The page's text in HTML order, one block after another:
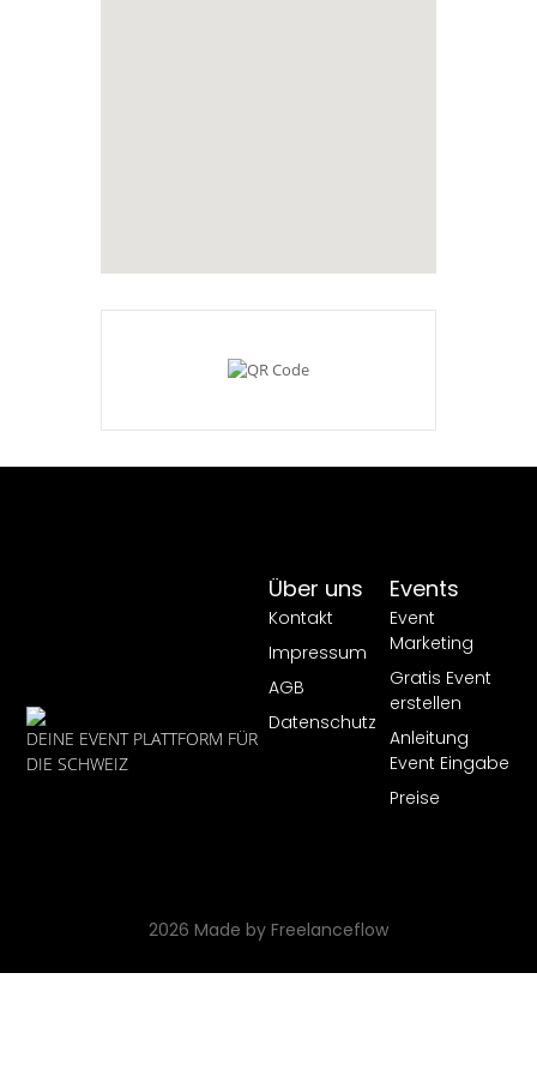
DEINE EVENT PLATTFORM FÜR
DIE SCHWEIZ
Events
Event
Marketing
Gratis Event
erstellen
Anleitung
Event Eingabe
Preise
Über uns
Kontakt
Impressum
AGB
Datenschutz
2026 Made by Freelanceflow